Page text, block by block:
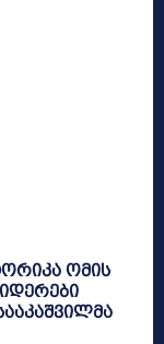
ომის